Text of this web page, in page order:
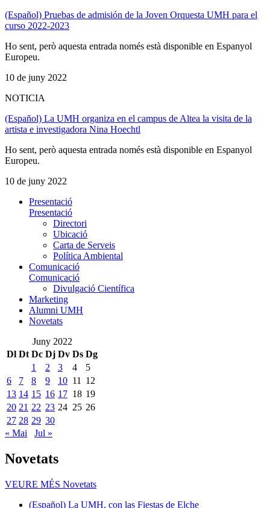
(Español) Pruebas de admisión de la Joven Orquesta UMH para el
curso 2022-2023
Ho sent, però aquesta entrada només està disponible en Espanyol
Europeu.
10 de juny 2022
NOTICIA
(Español) La UMH organiza en el campus de Altea la visita de la
artista e investigadora Nina Hoechtl
Ho sent, però aquesta entrada només està disponible en Espanyol
Europeu.
10 de juny 2022
Presentació
Presentació
Directori
Ubicació
Carta de Serveis
Política Ambiental
Comunicació
Comunicació
Divulgació Científica
Marketing
Alumni UMH
Novetats
Juny 2022
Dl Dt Dc Dj Dv Ds Dg
1
2 3 4
5
6
7 8 9 10 11
12
13 14 15 16 17 18 19
20 21 22 23 24 25 26
27 28 29 30
« Mai
Jul »
Novetats
VEURE MÉS Novetats
(Español) La UMH, con las Fiestas de Elche